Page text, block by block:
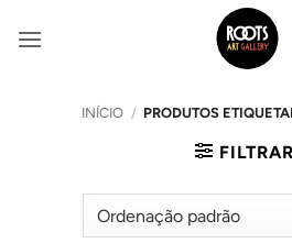
INÍCIO / PRODUTOS
FILTRAR